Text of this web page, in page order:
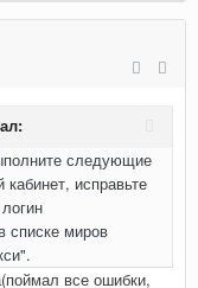
следующие
исправьте
списке миров
все ошибки,